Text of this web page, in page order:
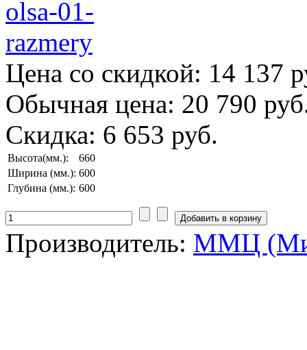
Цена со скидкой: 14 137
Обычная цена: 20 790
Скидка: 6 653 руб.
Высота(мм.):
660
Ширина (мм.): 600
Глубина (мм.): 600
Производитель: ММЦ